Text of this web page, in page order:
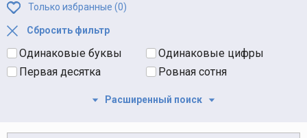
Только избранные (0)
Сбросить фильтр
Одинаковые буквы
Одинаковые цифры
Первая десятка
Ровная сотня
Расширенный поиск